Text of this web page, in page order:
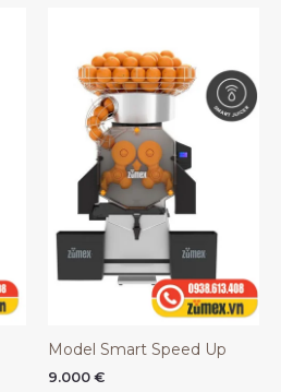
Model Smart Speed Up
9.000 €